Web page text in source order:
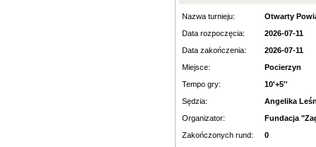
Nazwa turnieju:
Otwarty
Data rozpoczęcia:
2026-07-11
Data zakończenia:
2026-07-11
Miejsce:
Pocierzyn
Tempo gry:
10'+5''
Sędzia:
Angelika
Organizator:
Fundacja
Zakończonych rund:
0